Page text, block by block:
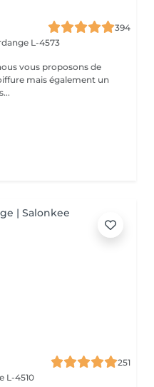
394
L-4573
vous proposons de
mais également un
251
L-4510